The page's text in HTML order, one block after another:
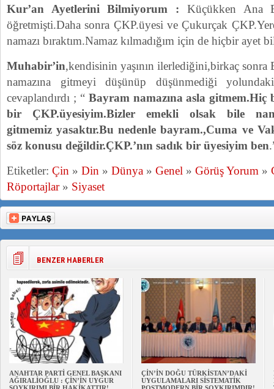
Kur’an Ayetlerini Bilmiyorum : Küçükken Ana
öğretmişti.Daha sonra ÇKP.üyesi ve Çukurçak
namazı bıraktım.Namaz kılmadığım için de hiçbir ayet
Muhabir’in,kendisinin yaşının ilerlediğini,birkaç sonra
namazına gitmeyi düşünüp düşünmediği
cevaplandırdı ; “ Bayram namazına asla gitmem.Hiç
bir ÇKP.üyesiyim.Bizler emekli olsak bile
gitmemiz yasaktır.Bu nedenle bayram.,Cuma ve
söz konusu değildir.ÇKP.’nın sadık bir üyesiyim ben
Etiketler: Çin » Din » Dünya » Genel » Görüş Yorum »
Röportajlar» Siyaset
BENZER HABERLER
ANAHTAR PARTİ GENEL BAŞKANI
AĞIRALİOĞLU : ÇİN’İN UYGUR
ÇİN’İN DOĞU TÜRKİSTAN’DAKİ
UYGULAMALARI SİSTEMATİK